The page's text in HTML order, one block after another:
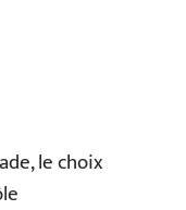
le choix